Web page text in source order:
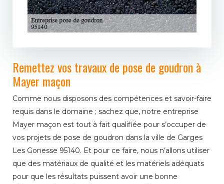
Remettez vos travaux de pose de goudron à
Mayer maçon
Comme nous disposons des compétences et savoir-faire
requis dans le domaine ; sachez que, notre entreprise
Mayer maçon est tout à fait qualifiée pour s’occuper de
vos projets de pose de goudron dans la ville de Garges
Les Gonesse 95140. Et pour ce faire, nous n’allons utiliser
que des matériaux de qualité et les matériels adéquats
pour que les résultats puissent avoir une bonne